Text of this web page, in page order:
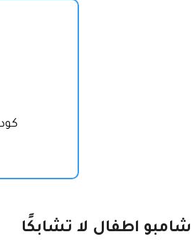
اطفال لا تشابكًا